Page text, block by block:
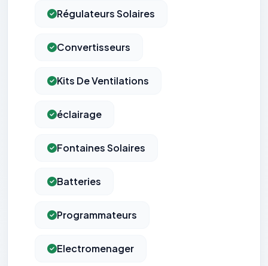
Régulateurs Solaires
Convertisseurs
Kits De Ventilations
éclairage
Fontaines Solaires
Batteries
Programmateurs
Electromenager